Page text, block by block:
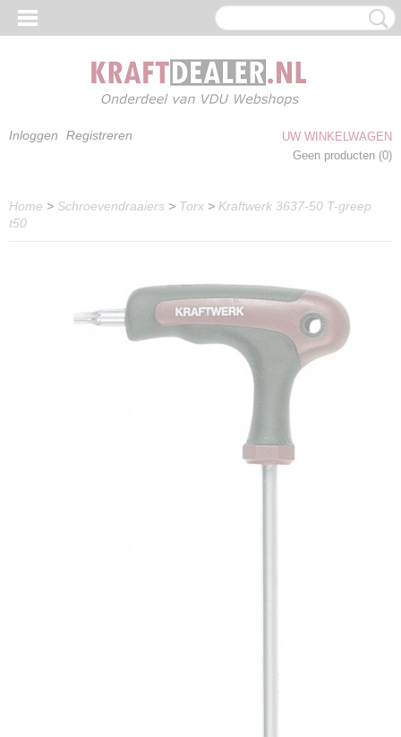
Inloggen Registreren
UW WINKELWAGEN
Geen producten (0)
Home > Schroevendraaiers > Torx > Kraftwerk 3637-50 T-greep
t50